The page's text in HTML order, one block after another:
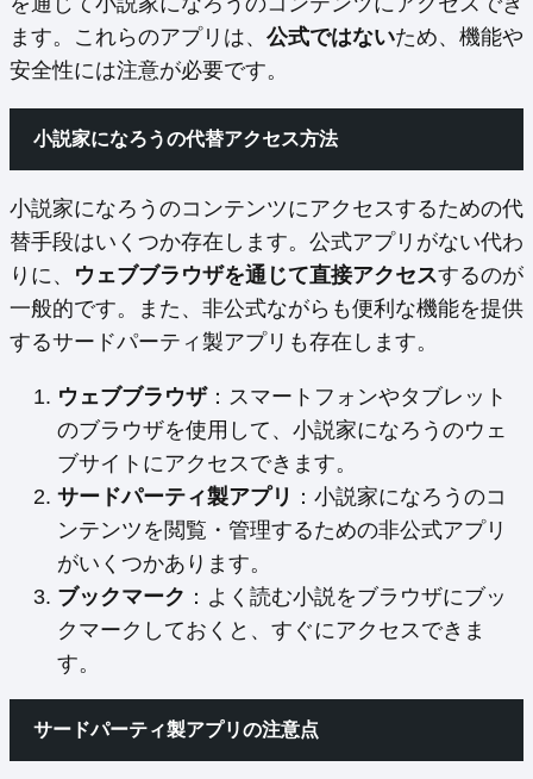
ます。これらのアプリは、 公式ではないため、機能や
安全性には注意が必要です。
小説家になろうの代替アクセス方法
小説家になろうのコンテンツにアクセスするための代
替手段はいくつか存在します。公式アプリがない代わ
りに、 ウェブブラウザを通じて直接アクセスするのが
一般的です。また、非公式ながらも便利な機能を提供
するサードパーティ製アプリも存在します。
ウェブブラウザ：スマートフォンやタブレット
のブラウザを使用して、小説家になろうのウェ
ブサイトにアクセスできます。
サードパーティ製アプリ ：小説家になろうのコ
ンテンツを閲覧・管理するための非公式アプリ
がいくつかあります。
ブックマーク ：よく読む小説をブラウザにブッ
クマークしておくと、すぐにアクセスできま
す。
サードパーティ製アプリの注意点